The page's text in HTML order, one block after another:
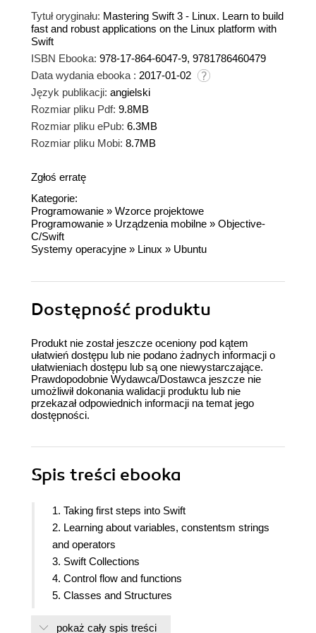
Tytuł oryginału: Mastering Swift 3 - Linux. Learn to build
fast and robust applications on the Linux platform with
Swift
ISBN Ebooka: 978-17-864-6047-9, 9781786460479
Data wydania ebooka : 2017-01-02
Język publikacji: angielski
Rozmiar pliku Pdf: 9.8MB
Rozmiar pliku ePub: 6.3MB
Rozmiar pliku Mobi: 8.7MB
Zgłoś erratę
Kategorie:
Programowanie » Wzorce projektowe
Programowanie » Urządzenia mobilne » Objective-
C/Swift
Systemy operacyjne » Linux » Ubuntu
Dostępność produktu
Produkt nie został jeszcze oceniony pod kątem
ułatwień dostępu lub nie podano żadnych informacji o
ułatwieniach dostępu lub są one niewystarczające.
Prawdopodobnie Wydawca/Dostawca jeszcze nie
umożliwił dokonania walidacji produktu lub nie
przekazał odpowiednich informacji na temat jego
dostępności.
Spis treści ebooka
1. Taking first steps into Swift
2. Learning about variables, constentsm strings
and operators
3. Swift Collections
4. Control flow and functions
5. Classes and Structures
7. Protocol Oriented Design
pokaż cały spis treści